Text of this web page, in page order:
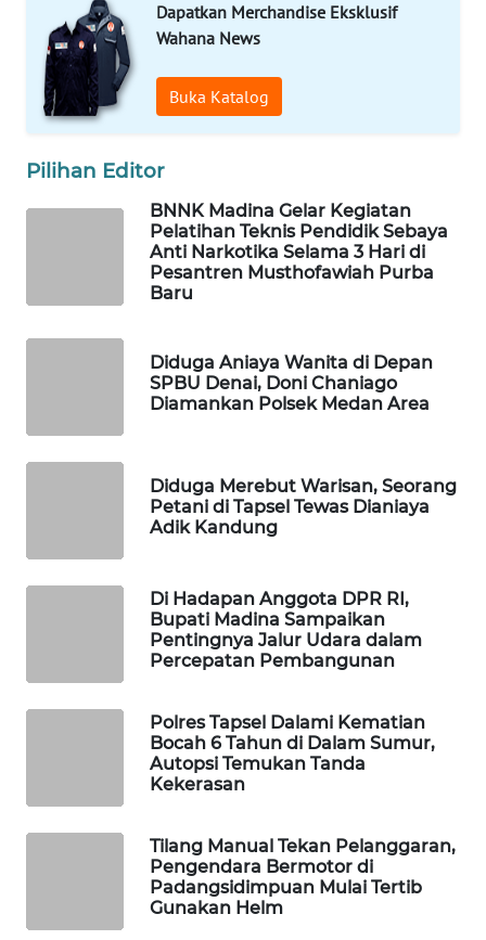
Dapatkan Merchandise Eksklusif
Wahana News
Buka Katalog
Pilihan Editor
BNNK Madina Gelar Kegiatan
Pelatihan Teknis Pendidik Sebaya
Anti Narkotika Selama 3 Hari di
Pesantren Musthofawiah Purba
Baru
Diduga Aniaya Wanita di Depan
SPBU Denai, Doni Chaniago
Diamankan Polsek Medan Area
Diduga Merebut Warisan, Seorang
Petani di Tapsel Tewas Dianiaya
Adik Kandung
Di Hadapan Anggota DPR RI,
Bupati Madina Sampaikan
Pentingnya Jalur Udara dalam
Percepatan Pembangunan
Polres Tapsel Dalami Kematian
Bocah 6 Tahun di Dalam Sumur,
Autopsi Temukan Tanda
Kekerasan
Tilang Manual Tekan Pelanggaran,
Pengendara Bermotor di
Padangsidimpuan Mulai Tertib
Gunakan Helm
WAHANA
DESA
WISATA
LAPAK
WALINKI
ID
PLN
KOPEKLIN